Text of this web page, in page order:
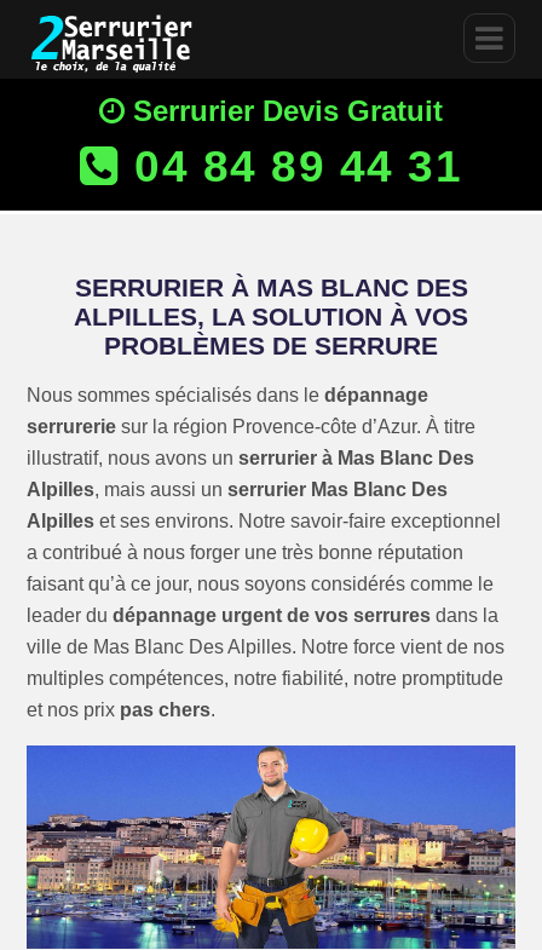
Serrurier Devis Gratuit
04 84 89 44 31
SERRURIER À MAS BLANC DES
ALPILLES, LA SOLUTION À VOS
PROBLÈMES DE SERRURE
Nous sommes spécialisés dans ledépannage
serrurerie sur la région Provence-côte d’Azur. À titre
illustratif, nous avons unserrurier à Mas Blanc Des
Alpilles, mais aussi unserrurier Mas Blanc Des
Alpilles et ses environs. Notre savoir-faire exceptionnel
a contribué à nous forger une très bonne réputation
faisant qu’à ce jour, nous soyons considérés comme le
leader dudépannage urgent de vos serrures dans la
ville de Mas Blanc Des Alpilles. Notre force vient de nos
multiples compétences, notre fiabilité, notre promptitude
et nos prix pas chers.